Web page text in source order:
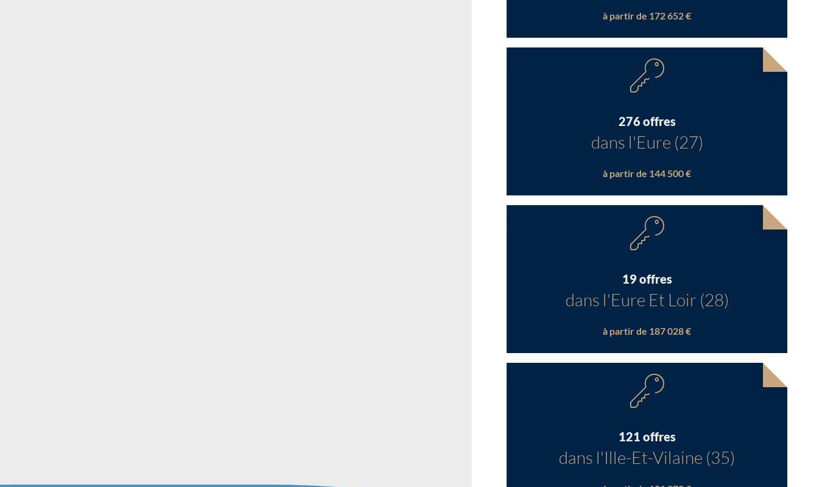
à partir de 172 652 €
276 offres
dans l'Eure (27)
à partir de 144 500 €
19 offres
dans l'Eure Et Loir (28)
à partir de 187 028 €
121 offres
dans l'Ille-Et-Vilaine (35)